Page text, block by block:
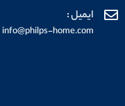
ایمیل :
info@philps-home.com